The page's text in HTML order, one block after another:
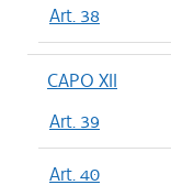
Art. 38
CAPO XII
Art. 39
Art. 40